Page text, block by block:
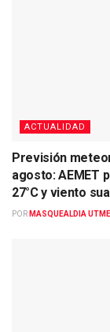
ACTUALIDAD
Previsión
agosto: AEMET
27°C y viento
POR MASQUEALDIA